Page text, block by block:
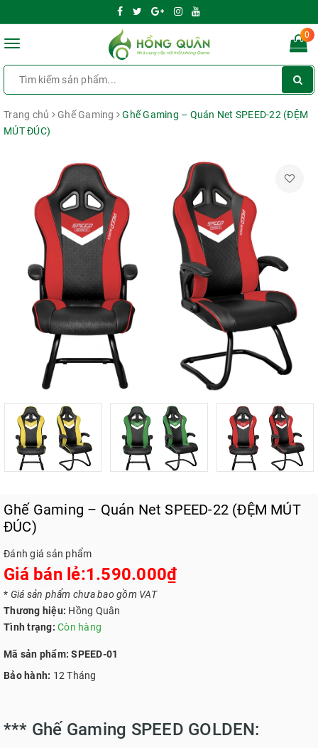
Toggle
0
Trang chủ Ghế Gaming
Ghế Gaming – Quán Net SPEED-22 (ĐỆM
MÚT ĐÚC)
Ghế Gaming – Quán Net SPEED-22 (ĐỆM MÚT
ĐÚC)
Đánh giá sản phẩm
Giá bán lẻ:1.590.000₫
* Giá sản phẩm chưa bao gồm VAT
Thương hiệu: Hồng Quân
Tình trạng: Còn hàng
Mã sản phẩm: SPEED-01
Bảo hành: 12 Tháng
*** Ghế Gaming SPEED GOLDEN: